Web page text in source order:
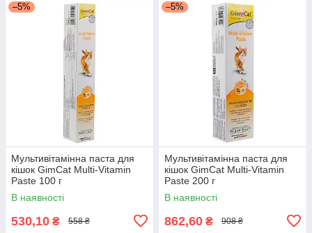
–5%
Мультивітамінна паста для
кішок GimCat Multi-Vitamin
Paste 100 г
В наявності
530,10 ₴ 558 ₴
–5%
Мультивітамінна паста для
кішок GimCat Multi-Vitamin
Paste 200 г
В наявності
862,60 ₴ 908 ₴